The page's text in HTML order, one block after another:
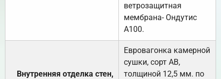
ветрозащитная
мембрана- Ондутис
А100.
Внутренняя отделка стен,
Евровагонка камерной
сушки, сорт АВ,
толщиной 12,5 мм. по